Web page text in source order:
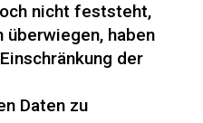
nicht feststeht,
haben
der
Daten zu